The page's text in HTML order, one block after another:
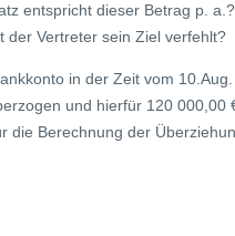
entspricht dieser Betrag p. a.?
der Vertreter sein Ziel verfehlt?
in der Zeit vom
und hierfür 120
die Berechnung der